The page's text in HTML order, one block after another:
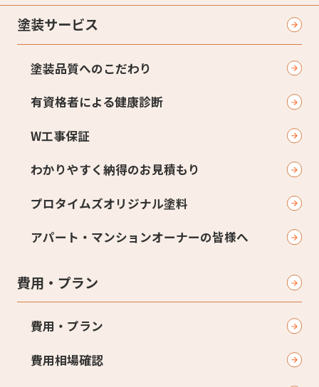
塗装サービス
塗装品質へのこだわり
有資格者による健康診断
W工事保証
わかりやすく納得のお見積もり
プロタイムズオリジナル塗料
アパート・マンションオーナーの皆様へ
費用・プラン
費用・プラン
費用相場確認